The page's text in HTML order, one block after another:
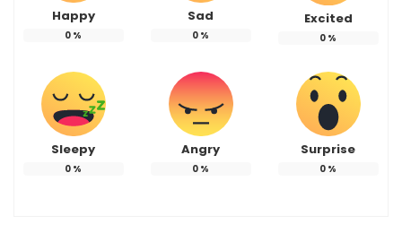
Happy
0 %
Sad
0 %
Excited
0 %
Sleepy
0 %
Angry
0 %
Surprise
0 %